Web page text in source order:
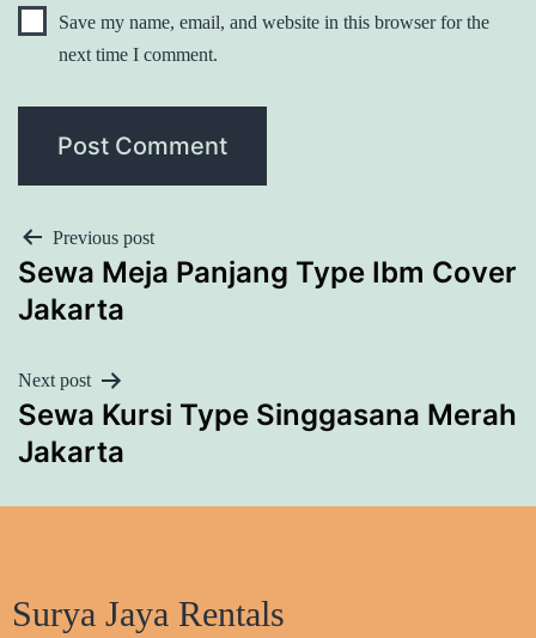
Save my name, email, and website in this browser for the
next time I comment.
POST
NAVIGATION
Previous post
Sewa Meja Panjang Type Ibm Cover
Jakarta
Next post
Sewa Kursi Type Singgasana Merah
Jakarta
Surya Jaya Rentals